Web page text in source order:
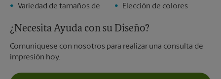
Variedad de tamaños de
Elección de colores
¿Necesita Ayuda con su Diseño?
Comuníquese con nosotros para realizar una consulta de
impresión hoy.